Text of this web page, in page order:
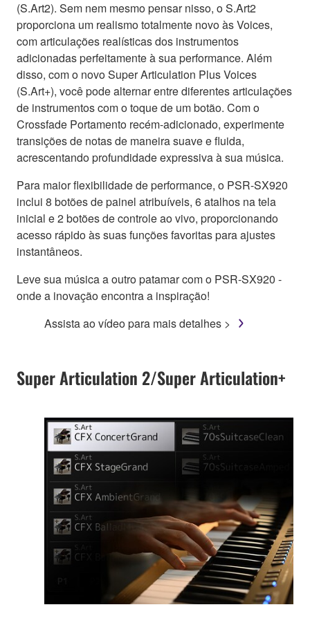
(S.Art2). Sem nem mesmo pensar nisso, o S.Art2
proporciona um realismo totalmente novo às Voices,
com articulações realísticas dos instrumentos
adicionadas perfeitamente à sua performance. Além
disso, com o novo Super Articulation Plus Voices
(S.Art+), você pode alternar entre diferentes articulações
de instrumentos com o toque de um botão. Com o
Crossfade Portamento recém-adicionado, experimente
transições de notas de maneira suave e fluida,
acrescentando profundidade expressiva à sua música.
Para maior flexibilidade de performance, o PSR-SX920
inclui 8 botões de painel atribuíveis, 6 atalhos na tela
inicial e 2 botões de controle ao vivo, proporcionando
acesso rápido às suas funções favoritas para ajustes
instantâneos.
Leve sua música a outro patamar com o PSR-SX920 -
onde a inovação encontra a inspiração!
Assista ao vídeo para mais detalhes >
Super Articulation 2/Super Articulation+